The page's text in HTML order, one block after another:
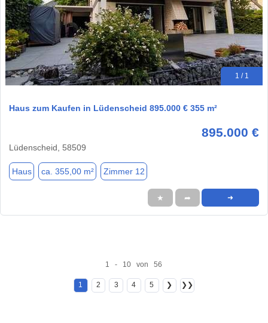
1 / 1
Haus zum Kaufen in Lüdenscheid 895.000 € 355 m²
895.000 €
Lüdenscheid, 58509
Haus ca. 355,00 m² Zimmer 12
★ ➦ ➜
1 - 10 von 56
1 2 3 4 5 ❯ ❯❯